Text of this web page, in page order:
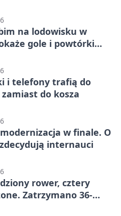
na lodowisku w
gole i powtórki
i telefony trafią do
do kosza
w finale. O
internauci
rower, cztery
Zatrzymano 36-